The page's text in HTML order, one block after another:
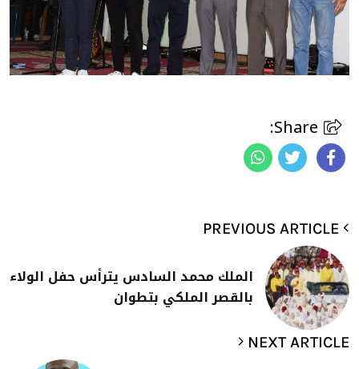
الملك محمد السادس يترأس حفل الولاء
بالقصر الملكي بتطوان
NEXT ARTICLE